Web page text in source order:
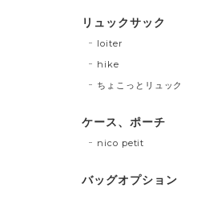
リュックサック
loiter
hike
ちょこっとリュック
ケース、ポーチ
nico petit
バッグオプション